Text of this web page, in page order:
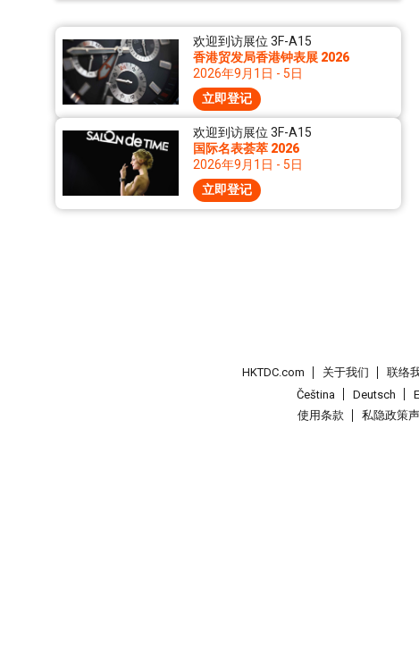
欢迎到访展位 3F-A15
香港贸发局香港钟表展 2026
2026年9月1日 - 5日
立即登记
欢迎到访展位 3F-A15
国际名表荟萃 2026
2026年9月1日 - 5日
立即登记
HKTDC.com 关于我们 联络
Čeština
Deutsch
使用条款
私隐政策